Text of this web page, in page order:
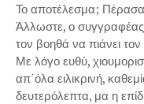
Το αποτέλεσμα; Πέρασα
Άλλωστε, ο
τον βοηθά να πιάνει
Με λόγο ευθύ,
απ΄όλα ειλικρινή,
δευτερόλεπτα, μα η